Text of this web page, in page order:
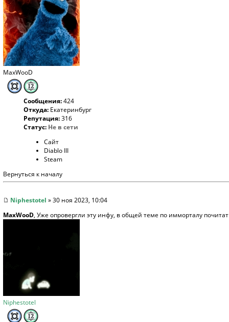
MaxWooD
Сообщения:424
Откуда: Екатеринбург
Репутация:316
Статус: Не в сети
Сайт
Diablo III
Steam
Вернуться к началу
Niphestotel » 30 ноя 2023, 10:04
MaxWooD, Уже опровергли эту инфу, в общей теме по имморталу
Niphestotel